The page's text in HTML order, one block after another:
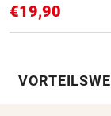
€19,90